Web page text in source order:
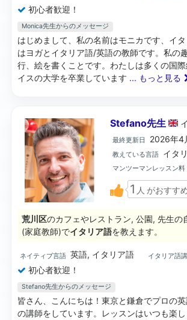
初心者歓迎！
Monica先生からのメッセージ
はじめまして、私の名前はモニカです、イ
はヨガとイタリア語/英語の教師です。私の
行、絵を書くことです。わたしは多くの国
イスの大学を卒業しています ... もっと見る
Stefano先生
最終更新日 2026年4
教えている言語 イタ
マンツーマンレッスン料
1 人 がおすす
荒川区のカフェやレストラン, 公園, 先生の
(家庭教師)でイタリア語を教えます。
ネイティブ言語 英語, イタリア語 イタリア語
初心者歓迎！
Stefano先生からのメッセージ
皆さん、こんにちは！東京と鎌倉でプロの
の講師をしています。レッスンはいつも楽